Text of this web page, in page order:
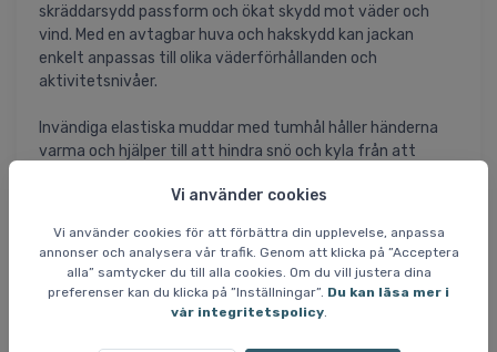
Vi använder cookies
Vi använder cookies för att förbättra din upplevelse, anpassa
annonser och analysera vår trafik. Genom att klicka på ”Acceptera
alla” samtycker du till alla cookies. Om du vill justera dina
preferenser kan du klicka på ”Inställningar”. Du kan läsa mer i
vår integritetspolicy.
skräddarsydd passform och ökat skydd mot väder och
vind. Med en avtagbar huva och hakskydd kan jackan
enkelt anpassas till olika väderförhållanden och
aktivitetsnivåer.
Invändiga elastiska muddar med tumhål håller händerna
varma och hjälper till att hindra snö och kyla från att
förvaring av småsaker samt reflexdetaljer som ökar
Den PFC-fria vattenavvisande finishen och de tejpade
sömmarna gör att jackan förblir vatten- och vindtät och
ger ett tillförlitligt skydd i alla väderförhållanden.